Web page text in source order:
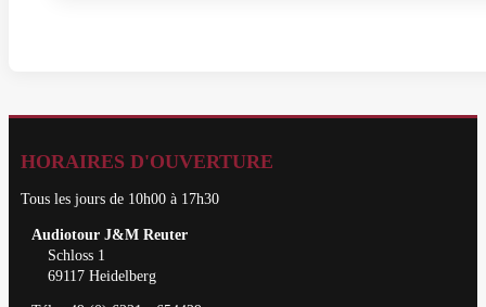
HORAIRES D'OUVERTURE
Tous les jours de 10h00 à 17h30
Audiotour J&M Reuter
Schloss 1
69117 Heidelberg